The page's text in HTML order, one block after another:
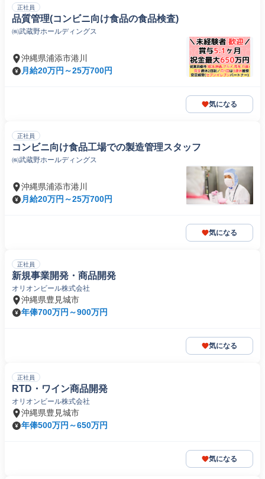
正社員
品質管理(コンビニ向け食品の食品検査)
㈱武蔵野ホールディングス
沖縄県浦添市港川
月給20万円～25万700円
気になる
正社員
コンビニ向け食品工場での製造管理スタッフ
㈱武蔵野ホールディングス
沖縄県浦添市港川
月給20万円～25万700円
気になる
正社員
新規事業開発・商品開発
オリオンビール株式会社
沖縄県豊見城市
年俸700万円～900万円
気になる
正社員
RTD・ワイン商品開発
オリオンビール株式会社
沖縄県豊見城市
年俸500万円～650万円
気になる